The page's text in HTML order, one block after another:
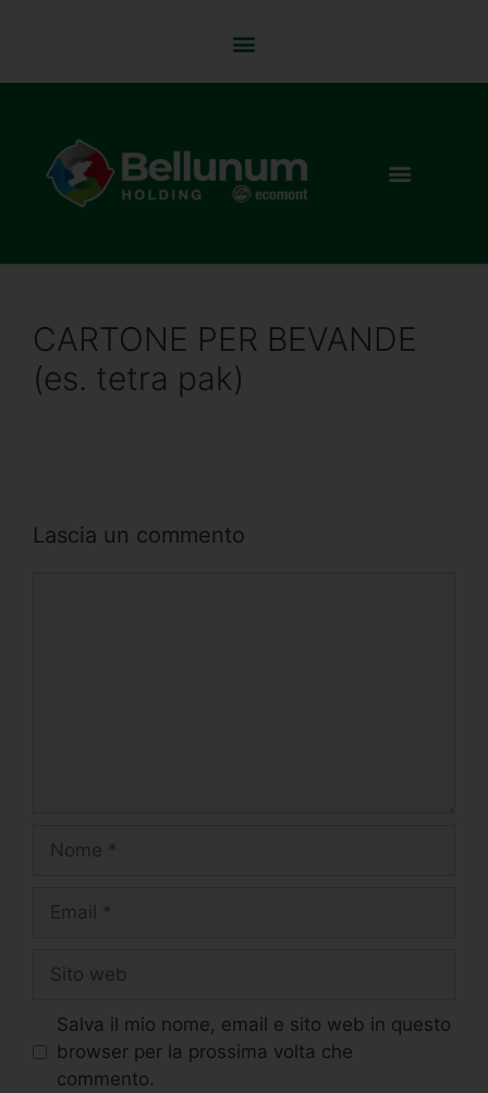
CARTONE PER BEVANDE
(es. tetra pak)
Lascia un commento
Salva il mio nome, email e sito web in questo
browser per la prossima volta che
commento.